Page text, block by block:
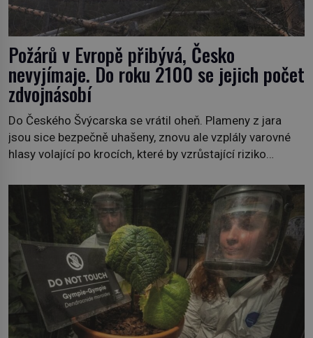
Požárů v Evropě přibývá, Česko
nevyjímaje. Do roku 2100 se jejich počet
zdvojnásobí
Do Českého Švýcarska se vrátil oheň. Plameny z jara
jsou sice bezpečně uhašeny, znovu ale vzplály varovné
hlasy volající po krocích, které by vzrůstající riziko
požáry už nejsou problémem pouze vzdáleného
Středomoří. S oteplujícím se klimatem, vysušenou
krajinou a desetiletími lidských zásahů se z nich stává
nový evropský normál […]